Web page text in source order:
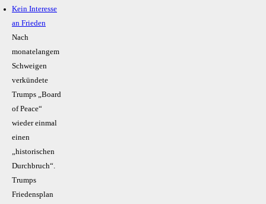
Kein Inte­resse
an Frieden
Nach
monatelangem
Schweigen
verkündete
Trumps „Board
of Peace“
wieder einmal
einen
„historischen
Durchbruch“.
Trumps
Friedensplan